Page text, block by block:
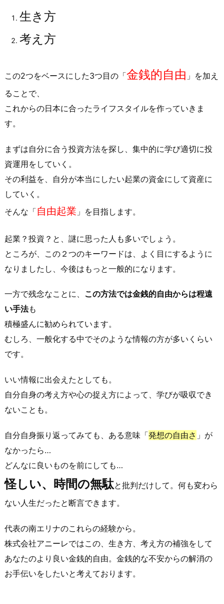
2.
な
由
な
る
学」
が
必
要
の
3.
「自
由
な
る
経
済
こ
な
人
役
立
ち
ま
す
4.
由
に
な
る
生き方
考え方
この2つをベースにした3つ目の「金銭的自由 」を加え
ることで、
これからの日本に合ったライフスタイルを作っていきま
す。
まずは自分に合う投資方法を探し、集中的に学び適切に投
資運用をしていく。
その利益を、自分が本当にしたい起業の資金にして資産に
していく。
そんな「自由起業 」を目指します。
起業？投資？と、謎に思った人も多いでしょう。
ところが、この２つのキーワードは、よく目にするように
なりましたし、今後はもっと一般的になります。
一方で残念なことに、 この方法では金銭的自由からは程遠
い手法も
積極盛んに勧められています。
むしろ、一般化する中でそのような情報の方が多いくらい
です。
いい情報に出会えたとしても。
自分自身の考え方や心の捉え方によって、学びが吸収でき
ないことも。
自分自身振り返ってみても、ある意味「発想の自由さ 」が
なかったら…
どんなに良いものを前にしても…
怪しい、時間の無駄と批判だけして。何も変わら
ない人生だったと断言できます。
代表の南エリナのこれらの経験から。
株式会社アニーレではこの、 生き方、考え方の補強をして
あなたのより良い金銭的自由。金銭的な不安からの解消の
お手伝いをしたいと考えております。